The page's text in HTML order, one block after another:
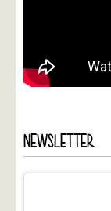
NEWSLETTER